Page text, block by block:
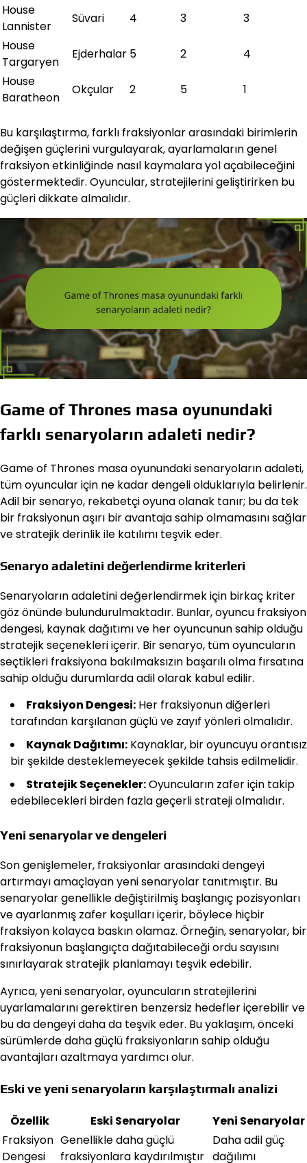
House
Lannister
Süvari 4 3
3
House
Targaryen
Ejderhalar 5 2
4
House
Baratheon
Okçular 2 5 1
Bu karşılaştırma, farklı fraksiyonlar arasındaki birimlerin
değişen güçlerini vurgulayarak, ayarlamaların genel
fraksiyon etkinliğinde nasıl kaymalara yol açabileceğini
göstermektedir. Oyuncular, stratejilerini geliştirirken bu
güçleri dikkate almalıdır.
Game of Thrones masa oyunundaki
farklı senaryoların adaleti nedir?
Game of Thrones masa oyunundaki senaryoların adaleti,
tüm oyuncular için ne kadar dengeli olduklarıyla belirlenir.
Adil bir senaryo, rekabetçi oyuna olanak tanır; bu da tek
bir fraksiyonun aşırı bir avantaja sahip olmamasını sağlar
ve stratejik derinlik ile katılımı teşvik eder.
Senaryo adaletini değerlendirme kriterleri
Senaryoların adaletini değerlendirmek için birkaç kriter
göz önünde bulundurulmaktadır. Bunlar, oyuncu fraksiyon
dengesi, kaynak dağıtımı ve her oyuncunun sahip olduğu
stratejik seçenekleri içerir. Bir senaryo, tüm oyuncuların
seçtikleri fraksiyona bakılmaksızın başarılı olma fırsatına
sahip olduğu durumlarda adil olarak kabul edilir.
Fraksiyon Dengesi: Her fraksiyonun diğerleri
tarafından karşılanan güçlü ve zayıf yönleri olmalıdır.
Kaynak Dağıtımı: Kaynaklar, bir oyuncuyu orantısız
bir şekilde desteklemeyecek şekilde tahsis edilmelidir.
Stratejik Seçenekler:Oyuncuların zafer için takip
edebilecekleri birden fazla geçerli strateji olmalıdır.
Yeni senaryolar ve dengeleri
Son genişlemeler, fraksiyonlar arasındaki dengeyi
artırmayı amaçlayan yeni senaryolar tanıtmıştır. Bu
senaryolar genellikle değiştirilmiş başlangıç pozisyonları
ve ayarlanmış zafer koşulları içerir, böylece hiçbir
fraksiyon kolayca baskın olamaz. Örneğin, senaryolar, bir
fraksiyonun başlangıçta dağıtabileceği ordu sayısını
sınırlayarak stratejik planlamayı teşvik edebilir.
Ayrıca, yeni senaryolar, oyuncuların stratejilerini
uyarlamalarını gerektiren benzersiz hedefler içerebilir ve
bu da dengeyi daha da teşvik eder. Bu yaklaşım, önceki
sürümlerde daha güçlü fraksiyonların sahip olduğu
avantajları azaltmaya yardımcı olur.
Eski ve yeni senaryoların karşılaştırmalı analizi
Özellik Eski Senaryolar
Yeni Senaryolar
Fraksiyon
Dengesi
Genellikle daha güçlü
fraksiyonlara kaydırılmıştır
Daha adil güç
dağılımı